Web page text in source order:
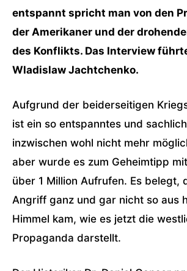
entspannt spricht man von den
der Amerikaner und der
des Konflikts. Das Interview
Wladislaw Jachtchenko.
Aufgrund der beiderseitigen
ist ein so entspanntes und
inzwischen wohl nicht mehr
aber wurde es zum Geheimtipp
über 1 Million Aufrufen. Es belegt,
Angriff ganz und gar nicht so aus
Himmel kam, wie es jetzt die
Propaganda darstellt.